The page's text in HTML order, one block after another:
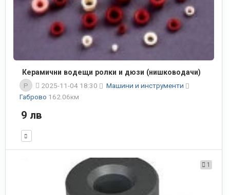
Керамични водещи ролки и дюзи (нишководачи)
P
2025-11-04 18:30
Машини и инструменти
Габрово 162.06км
9 лв
1